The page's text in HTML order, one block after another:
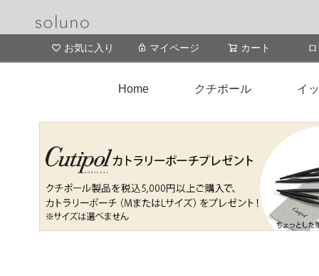
お気に入り マイページ カート
Home クチポール イ